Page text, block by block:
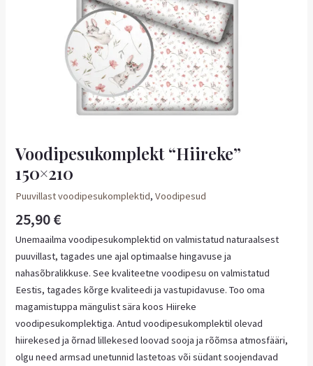
Voodipesukomplekt “Hiireke”
150×210
Puuvillast voodipesukomplektid,Voodipesud
25,90€
Unemaailma voodipesukomplektid on valmistatud naturaalsest
puuvillast, tagades une ajal optimaalse hingavuse ja
nahasõbralikkuse. See kvaliteetne voodipesu on valmistatud
Eestis, tagades kõrge kvaliteedi ja vastupidavuse. Too oma
magamistuppa mängulist sära koos Hiireke
voodipesukomplektiga. Antud voodipesukomplektil olevad
hiirekesed ja õrnad lillekesed loovad sooja ja rõõmsa atmosfääri,
olgu need armsad unetunnid lastetoas või südant soojendavad